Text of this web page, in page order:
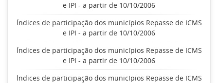
e IPI - a partir de 10/10/2006
Índices de participação dos municípios Repasse de ICMS
e IPI - a partir de 10/10/2006
Índices de participação dos municípios Repasse de ICMS
e IPI - a partir de 10/10/2006
Índices de participação dos municípios Repasse de ICMS